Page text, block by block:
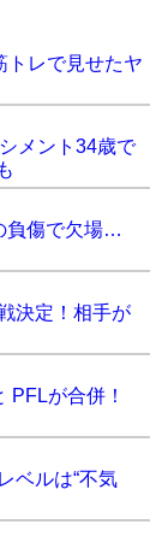
トレで見せたヤ
メント34歳で
負傷で欠場…
決定！相手が
PFLが合併！
ベルは“不気